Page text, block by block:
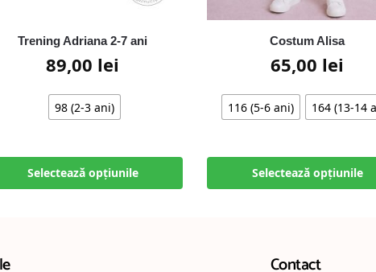
Trening Adriana 2-7 ani
89,00 lei
98 (2-3 ani)
Selectează opțiunile
Costum Alisa
65,00 lei
116 (5-6 ani) 164 (13-14
Selectează opțiunile
Contact